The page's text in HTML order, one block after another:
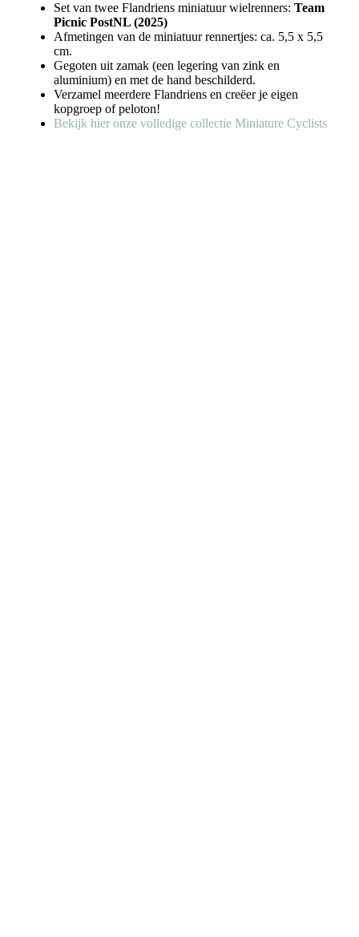
Set van twee Flandriens miniatuur wielrenners: Team
Picnic PostNL (2025)
Afmetingen van de miniatuur rennertjes: ca. 5,5 x 5,5
cm.
Gegoten uit zamak (een legering van zink en
aluminium) en met de hand beschilderd.
Verzamel meerdere Flandriens en creëer je eigen
kopgroep of peloton!
Bekijk hier onze volledige collectie Miniature Cyclists